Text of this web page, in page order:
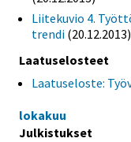
Liitekuvio 4.
trendi (20.12.2013)
Laatuselosteet
Laatuseloste:
lokakuu
Julkistukset